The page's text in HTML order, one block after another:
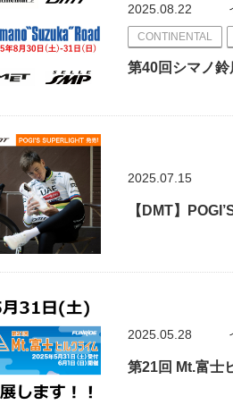
2025.08.22
CONTINENTAL
第40回シマノ鈴
2025.07.15
【DMT】
2025.05.28
第21回 Mt.富士